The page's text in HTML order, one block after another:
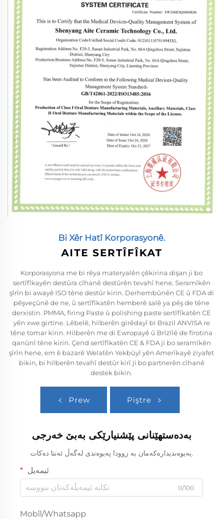
Bi Xêr Hatî Korporasyonê.
AITE SERTÎFÎKAT
Korporasyona me bi rêya materyalên çêkirina dişan ji bo
sertîfîkayên destûra cîhanê destûrên tevahî hene. Seramîkên
şîrîn bi awayê ISO têne destûr kirin. Derhembûnên CE û FDA di
pêşveçûnê de ne, û sertîfîkatên hemberê salê ya pêş de têne
derxistin. PMMA, firing Paste û polishing paste sertîfîkatên CE
yên xwe girtine. Lêbelê, hilberên girêdayî bi Brazil ANVISA re
têne tomar kirin. Hilberên me di Ewropayê û Brîzîlê de firotina
qanûnî têne kirin. Çend sertîfîkatên CE & FDA ji bo seramîkên
şîrîn hene, em ê bazarê Welatên Yekbûyî yên Amerîkayê ziyafet
bikin, bi hilberên tevahî destûr kirî ji bo partnerên cîhanê
destek bikin.
Prew Piştre
بەدەستهێنانی پێشنیارێکی بەبێ خەرجی
پەیوەندیدارەکەمان بە زوودا پەیوەندی لەگەڵ ئەنتا دەکات.
ئیمەیل
0/100
Mobîl/Whatsapp